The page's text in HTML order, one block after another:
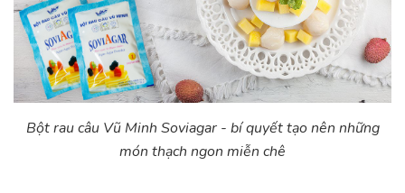
Bột rau câu Vũ Minh Soviagar - bí quyết tạo nên những
món thạch ngon miễn chê